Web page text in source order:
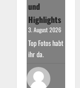
und
Highlights
3. August 2026
Top Fotos habt
ihr da.